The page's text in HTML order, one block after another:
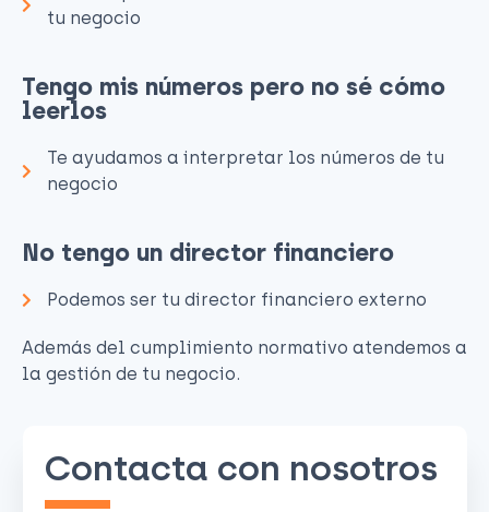
tu negocio
Tengo mis números pero no sé cómo
leerlos
Te ayudamos a interpretar los números de tu
negocio
No tengo un director financiero
Podemos ser tu director financiero externo
Además del cumplimiento normativo atendemos a
la gestión de tu negocio.
Contacta con nosotros